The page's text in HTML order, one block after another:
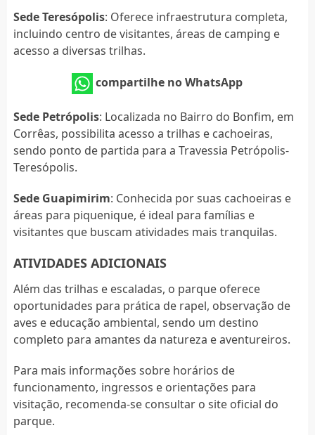
Sede Teresópolis: Oferece infraestrutura completa,
incluindo centro de visitantes, áreas de camping e
acesso a diversas trilhas.
compartilhe no WhatsApp
Sede Petrópolis: Localizada no Bairro do Bonfim, em
Corrêas, possibilita acesso a trilhas e cachoeiras,
sendo ponto de partida para a Travessia Petrópolis-
Teresópolis.
Sede Guapimirim: Conhecida por suas cachoeiras e
áreas para piquenique, é ideal para famílias e
visitantes que buscam atividades mais tranquilas.
ATIVIDADES ADICIONAIS
Além das trilhas e escaladas, o parque oferece
oportunidades para prática de rapel, observação de
aves e educação ambiental, sendo um destino
completo para amantes da natureza e aventureiros.
Para mais informações sobre horários de
funcionamento, ingressos e orientações para
visitação, recomenda-se consultar o site oficial do
parque.